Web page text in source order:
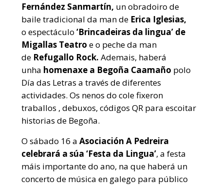
Fernández Sanmartín, un obradoiro de
baile tradicional da man de Erica Iglesias,
o espectáculo ‘Brincadeiras da lingua’ de
Migallas Teatro e o peche da man
de Refugallo Rock. Ademais, haberá
unha homenaxe a Begoña Caamaño polo
Día das Letras a través de diferentes
actividades. Os nenos do cole fixeron
traballos , debuxos, códigos QR para escoitar
historias de Begoña.
O sábado 16 a Asociación A Pedreira
celebrará a súa ‘Festa da Lingua’, a festa
máis importante do ano, na que haberá un
concerto de música en galego para público